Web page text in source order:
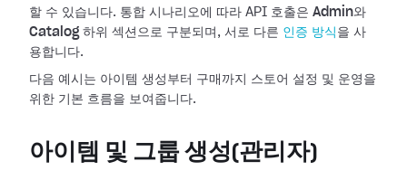
할 수 있습니다. 통합 시나리오에 따라 API 호출은 Admin와
Catalog 하위 섹션으로 구분되며, 서로 다른 인증 방식 을 사
용합니다.
다음 예시는 아이템 생성부터 구매까지 스토어 설정 및 운영을
위한 기본 흐름을 보여줍니다.
아이템 및 그룹 생성(관리자)